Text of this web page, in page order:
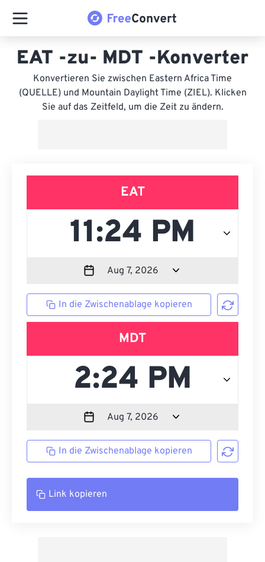
EAT -zu- MDT -Konverter
Konvertieren Sie zwischen Eastern Africa Time
(QUELLE) und Mountain Daylight Time (ZIEL). Klicken
Sie auf das Zeitfeld, um die Zeit zu ändern.
EAT
In die Zwischenablage kopieren
MDT
In die Zwischenablage kopieren
Link kopieren